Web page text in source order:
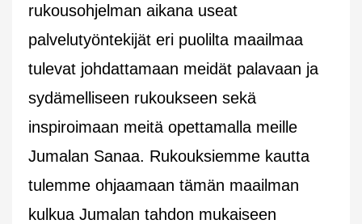
rukousohjelman aikana useat
palvelutyöntekijät eri puolilta maailmaa
tulevat johdattamaan meidät palavaan ja
sydämelliseen rukoukseen sekä
inspiroimaan meitä opettamalla meille
Jumalan Sanaa. Rukouksiemme kautta
tulemme ohjaamaan tämän maailman
kulkua Jumalan tahdon mukaiseen